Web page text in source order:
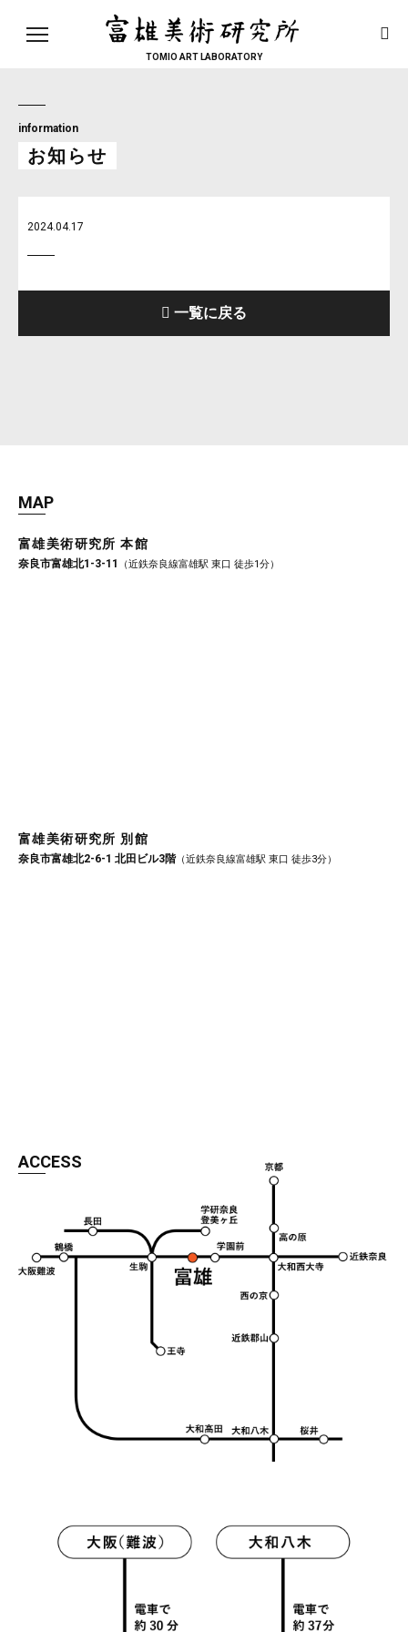
TOMIO ART LABORATORY
toggle
navigation
information
お知らせ
2024.04.17
一覧に戻る
MAP
富雄美術研究所 本館
奈良市富雄北1-3-11 （近鉄奈良線富雄駅 東口 徒歩1分）
富雄美術研究所 別館
奈良市富雄北2-6-1 北田ビル3階（近鉄奈良線富雄駅 東口 徒歩3分）
ACCESS